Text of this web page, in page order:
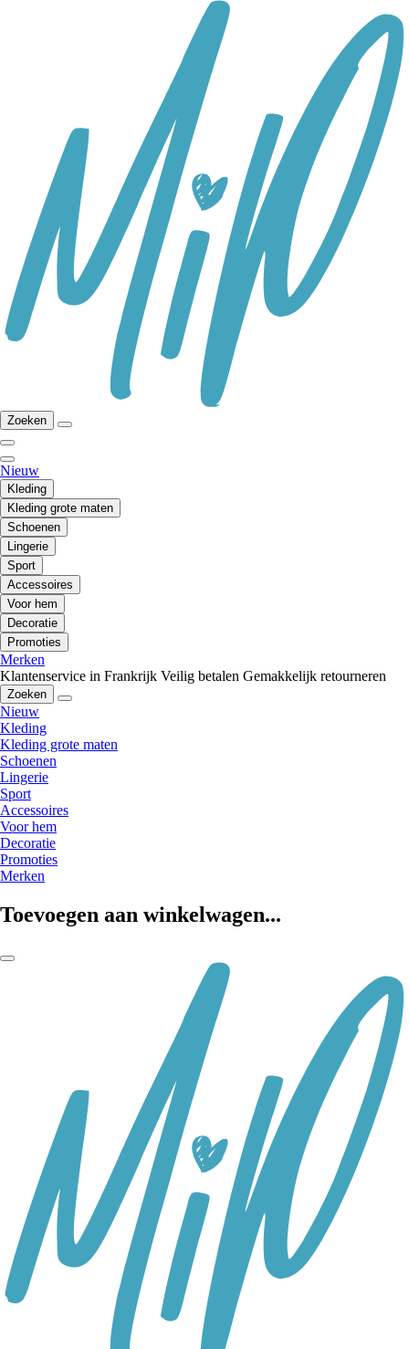
Zoeken
Nieuw
Kleding
Kleding grote maten
Schoenen
Lingerie
Sport
Accessoires
Voor hem
Decoratie
Promoties
Merken
Klantenservice in Frankrijk Veilig betalen Gemakkelijk retourneren
Zoeken
Nieuw
Kleding
Kleding grote maten
Schoenen
Lingerie
Sport
Accessoires
Voor hem
Decoratie
Promoties
Merken
Toevoegen aan winkelwagen...